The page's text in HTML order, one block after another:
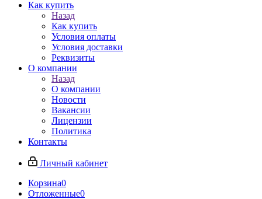
Как купить
Назад
Как купить
Условия оплаты
Условия доставки
Реквизиты
О компании
Назад
О компании
Новости
Вакансии
Лицензии
Политика
Контакты
Личный кабинет
Корзина0
Отложенные0